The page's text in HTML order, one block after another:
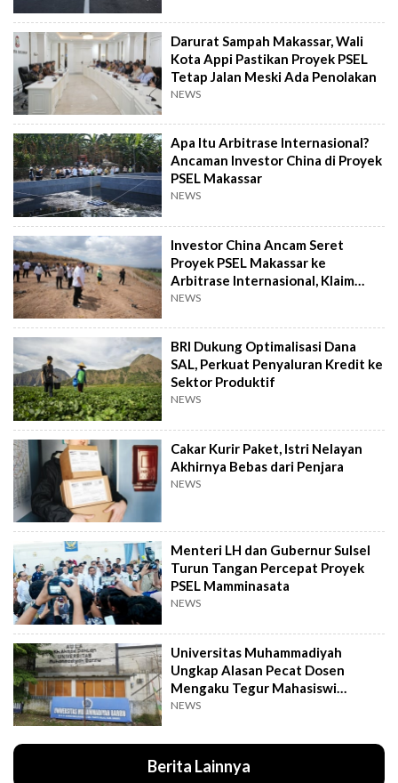
Darurat Sampah Makassar, Wali
Kota Appi Pastikan Proyek PSEL
Tetap Jalan Meski Ada Penolakan
NEWS
Apa Itu Arbitrase Internasional?
Ancaman Investor China di Proyek
PSEL Makassar
NEWS
Investor China Ancam Seret
Proyek PSEL Makassar ke
Arbitrase Internasional, Klaim
Rugi Rp2,4 T
NEWS
BRI Dukung Optimalisasi Dana
SAL, Perkuat Penyaluran Kredit ke
Sektor Produktif
NEWS
Cakar Kurir Paket, Istri Nelayan
Akhirnya Bebas dari Penjara
NEWS
Menteri LH dan Gubernur Sulsel
Turun Tangan Percepat Proyek
PSEL Mamminasata
NEWS
Universitas Muhammadiyah
Ungkap Alasan Pecat Dosen
Mengaku Tegur Mahasiswi
Berpakaian Ketat
NEWS
Berita Lainnya